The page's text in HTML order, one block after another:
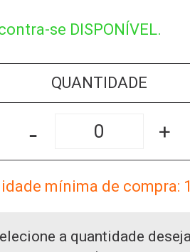
se DISPONÍVEL.
QUANTIDADE
- +
mínima de compra:
a quantidade